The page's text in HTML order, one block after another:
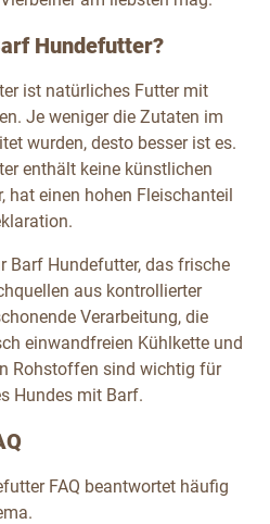
Hundefutter?
ist natürliches Futter mit
Je weniger die Zutaten im
wurden, desto besser ist es.
enthält keine künstlichen
hat einen hohen Fleischanteil
Barf Hundefutter, das frische
aus kontrollierter
Verarbeitung, die
einwandfreien Kühlkette und
Rohstoffen sind wichtig für
Hundes mit Barf.
FAQ beantwortet häufig